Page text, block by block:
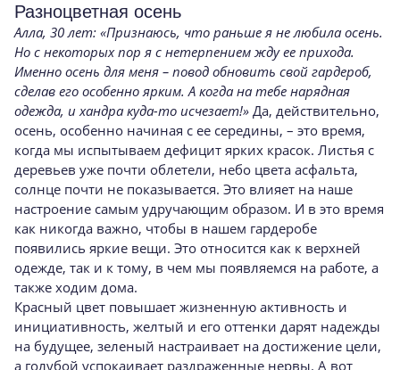
Разноцветная осень
Алла, 30 лет: «Признаюсь, что раньше я не любила осень.
Но с некоторых пор я с нетерпением жду ее прихода.
Именно осень для меня – повод обновить свой гардероб,
сделав его особенно ярким. А когда на тебе нарядная
одежда, и хандра куда-то исчезает!» Да, действительно,
осень, особенно начиная с ее середины, – это время,
когда мы испытываем дефицит ярких красок. Листья с
деревьев уже почти облетели, небо цвета асфальта,
солнце почти не показывается. Это влияет на наше
настроение самым удручающим образом. И в это время
как никогда важно, чтобы в нашем гардеробе
появились яркие вещи. Это относится как к верхней
одежде, так и к тому, в чем мы появляемся на работе, а
также ходим дома.
Красный цвет повышает жизненную активность и
инициативность, желтый и его оттенки дарят надежды
на будущее, зеленый настраивает на достижение цели,
а голубой успокаивает раздраженные нервы. А вот